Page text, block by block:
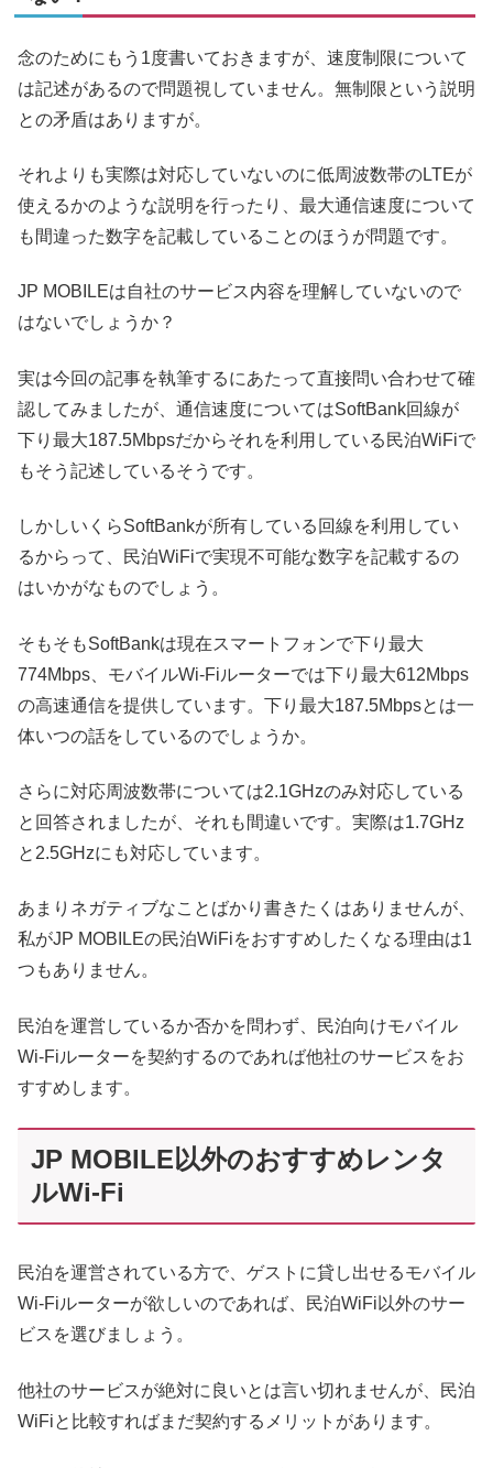
念のためにもう1度書いておきますが、速度制限について
は記述があるので問題視していません。無制限という説明
との矛盾はありますが。
それよりも実際は対応していないのに低周波数帯のLTEが
使えるかのような説明を行ったり、最大通信速度について
も間違った数字を記載していることのほうが問題です。
JP MOBILEは自社のサービス内容を理解していないので
はないでしょうか？
実は今回の記事を執筆するにあたって直接問い合わせて確
認してみましたが、通信速度についてはSoftBank回線が
下り最大187.5Mbpsだからそれを利用している民泊WiFiで
もそう記述しているそうです。
しかしいくらSoftBankが所有している回線を利用してい
るからって、民泊WiFiで実現不可能な数字を記載するの
はいかがなものでしょう。
そもそもSoftBankは現在スマートフォンで下り最大
774Mbps、モバイルWi-Fiルーターでは下り最大612Mbps
の高速通信を提供しています。下り最大187.5Mbpsとは一
体いつの話をしているのでしょうか。
さらに対応周波数帯については2.1GHzのみ対応している
と回答されましたが、それも間違いです。実際は1.7GHz
と2.5GHzにも対応しています。
あまりネガティブなことばかり書きたくはありませんが、
私がJP MOBILEの民泊WiFiをおすすめしたくなる理由は1
つもありません。
民泊を運営しているか否かを問わず、民泊向けモバイル
Wi-Fiルーターを契約するのであれば他社のサービスをお
すすめします。
JP MOBILE以外のおすすめレンタ
ルWi-Fi
民泊を運営されている方で、ゲストに貸し出せるモバイル
Wi-Fiルーターが欲しいのであれば、民泊WiFi以外のサー
ビスを選びましょう。
他社のサービスが絶対に良いとは言い切れませんが、民泊
WiFiと比較すればまだ契約するメリットがあります。